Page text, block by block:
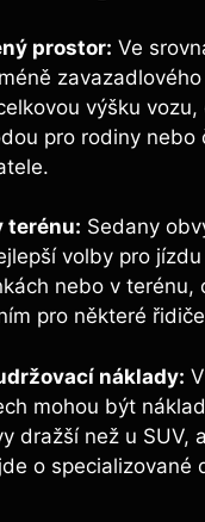
prostor: Ve
výšku
pro rodiny nebo
terénu: Sedany
volby pro
nebo v terénu,
pro některé
náklady:
mohou být
dražší než u SUV,
o specializované